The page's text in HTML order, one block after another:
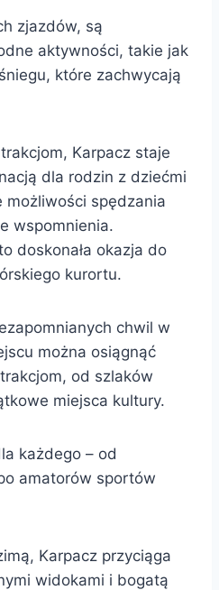
zjazdów, są
aktywności, takie jak
które zachwycają
Karpacz staje
dla rodzin z dziećmi
spędzania
wspomnienia.
doskonała okazja do
kurortu.
chwil w
można osiągnąć
od szlaków
miejsca kultury.
każdego – od
amatorów sportów
Karpacz przyciąga
widokami i bogatą